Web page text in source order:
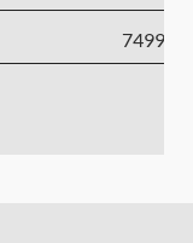
7499-